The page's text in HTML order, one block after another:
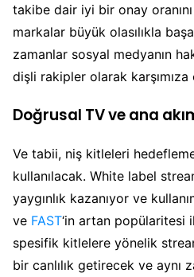
takibe dair iyi bir onay
markalar büyük olasılıkla
zamanlar sosyal medyanın
dişli rakipler olarak karşımıza
Doğrusal TV ve ana
Ve tabii, niş kitleleri
kullanılacak. White label
yaygınlık kazanıyor ve
ve FAST‘in artan popülaritesi
spesifik kitlelere yönelik
bir canlılık getirecek ve aynı